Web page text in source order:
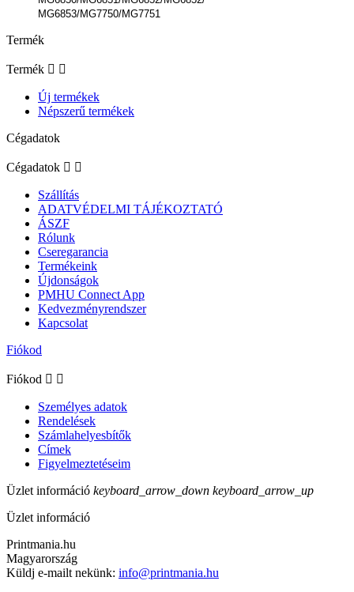
MG6853/MG7750/MG7751
Termék
Termék  
Új termékek
Népszerű termékek
Cégadatok
Cégadatok  
Szállítás
ADATVÉDELMI TÁJÉKOZTATÓ
ÁSZF
Rólunk
Cseregarancia
Termékeink
Újdonságok
PMHU Connect App
Kedvezményrendszer
Kapcsolat
Fiókod
Fiókod  
Személyes adatok
Rendelések
Számlahelyesbítők
Címek
Figyelmeztetéseim
Üzlet információ keyboard_arrow_down keyboard_arrow_up
Üzlet információ
Printmania.hu
Magyarország
Küldj e-mailt nekünk: info@printmania.hu